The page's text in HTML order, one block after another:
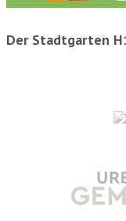
Der Stadtgarten